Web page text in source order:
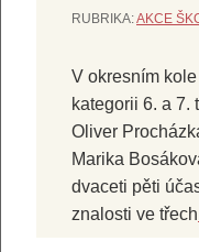
RUBRIKA:AKCE
V okresním
kategorii 6. a 7.
Oliver
Marika
dvaceti pěti
znalosti ve třech